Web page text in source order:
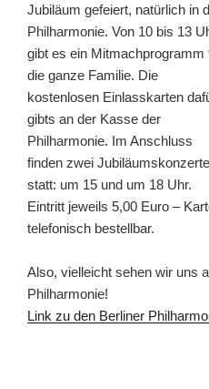
Jubiläum gefeiert, natürlich in
Philharmonie. Von 10 bis 13
gibt es ein Mitmachprogramm
die ganze Familie. Die
kostenlosen Einlasskarten
gibts an der Kasse der
Philharmonie. Im Anschluss
finden zwei Jubiläumskonzerte
statt: um 15 und um 18 Uhr.
Eintritt jeweils 5,00 Euro –
telefonisch bestellbar.
Also, vielleicht sehen wir uns
Philharmonie!
Link zu den Berliner